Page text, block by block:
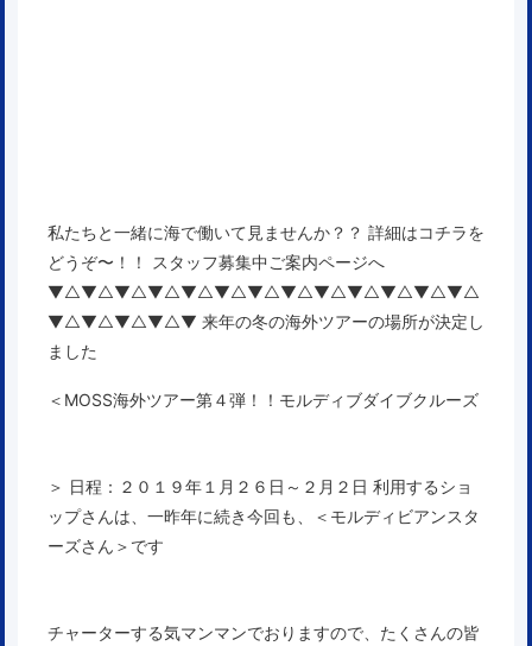
私たちと一緒に海で働いて見ませんか？？ 詳細はコチラを
どうぞ〜！！
スタッフ募集中ご案内ページへ
▼△▼△▼△▼△▼△▼△▼△▼△▼△▼△▼△▼△▼△
▼△▼△▼△▼△▼ 来年の冬の海外ツアーの場所が決定し
ました
＜MOSS海外ツアー第４弾！！モルディブダイブクルーズ
＞ 日程：２０１９年１月２６日～２月２日 利用するショ
ップさんは、一昨年に続き今回も、＜ モルディビアンスタ
ーズさん ＞です
チャーターする気マンマンでおりますので、たくさんの皆